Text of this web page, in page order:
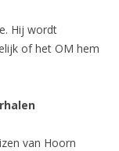
Hij wordt
of het OM hem
van Hoorn